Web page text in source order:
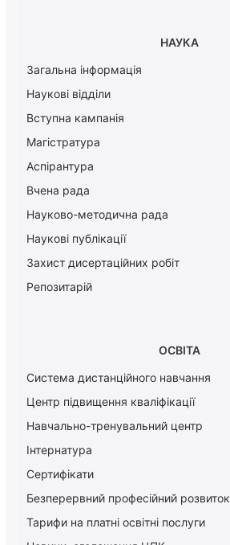
НАУКА
Загальна інформація
Наукові відділи
Вступна кампанія
Магістратура
Аспірантура
Вчена рада
Науково-методична рада
Наукові публікації
Захист дисертаційних робіт
Репозитарій
ОСВІТА
Система дистанційного навчання
Центр підвищення кваліфікації
Навчально-тренувальний центр
Інтернатура
Сертифікати
Безперервний професійний розвиток
Тарифи на платні освітні послуги